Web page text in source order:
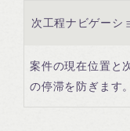
次工程ナビゲーシ
案件の現在位置と
の停滞を防ぎます。